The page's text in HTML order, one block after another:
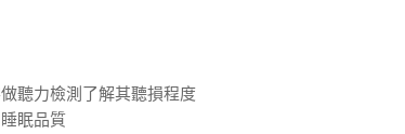
聽力檢測了解其聽損程度
眠品質